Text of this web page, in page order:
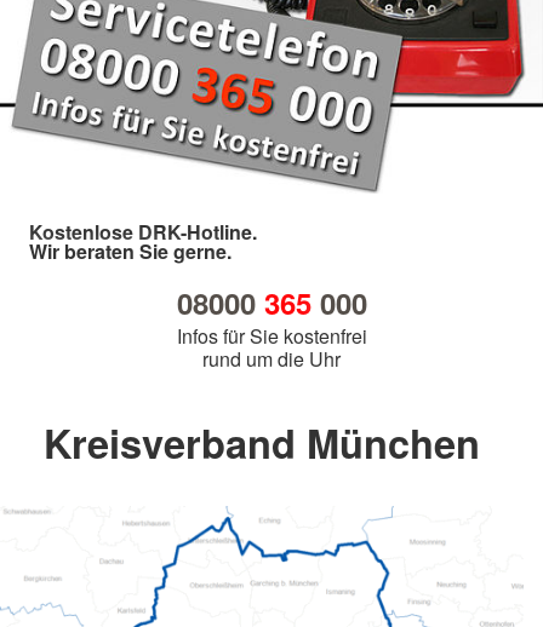
Kostenlose DRK-Hotline.
Wir beraten Sie gerne.
08000 365000
Infos für Sie kostenfrei
rund um die Uhr
Kreisverband München